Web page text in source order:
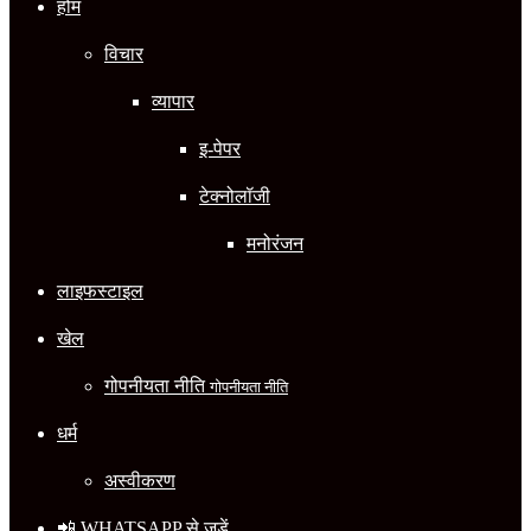
होम
विचार
व्यापार
इ-पेपर
टेक्नोलॉजी
मनोरंजन
लाइफस्टाइल
खेल
गोपनीयता नीतिगोपनीयता नीति
धर्म
अस्वीकरण